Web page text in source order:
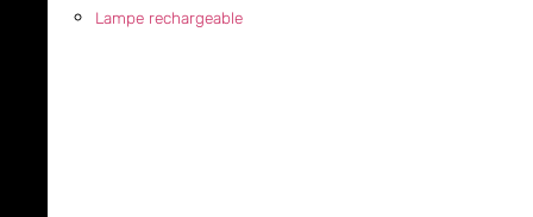
Lampe rechargeable